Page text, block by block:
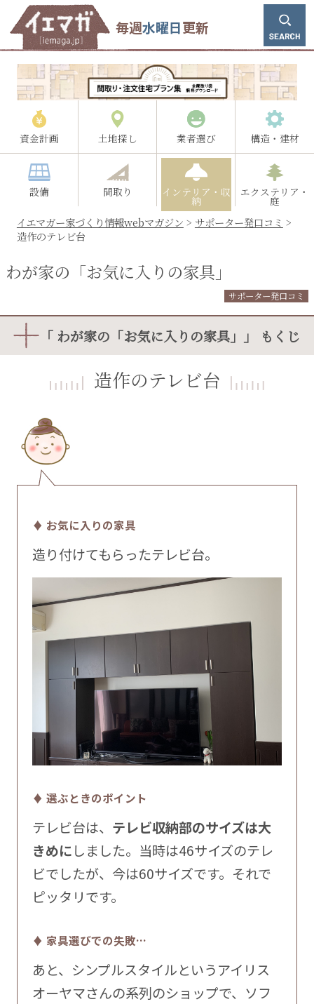
毎週水曜日更新
資金計画 土地探し 業者選び 構造・建材
設備 間取り インテリア・収
納
エクステリア・
庭
イエマガー家づくり情報webマガジン > サポーター発口コミ >
造作のテレビ台
わが家の「お気に入りの家具」
サポーター発口コミ
「 わが家の「お気に入りの家具」」 もくじ
造作のテレビ台
♦ お気に入りの家具
造り付けてもらったテレビ台。
♦ 選ぶときのポイント
テレビ台は、 テレビ収納部のサイズは大
きめにしました。当時は46サイズのテレ
ビでしたが、今は60サイズです。それで
ピッタリです。
♦ 家具選びでの失敗…
あと、シンプルスタイルというアイリス
オーヤマさんの系列のショップで、ソフ